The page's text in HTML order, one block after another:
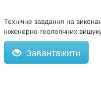
Технічне завдання на
інженерно-геологічних
Завантажити